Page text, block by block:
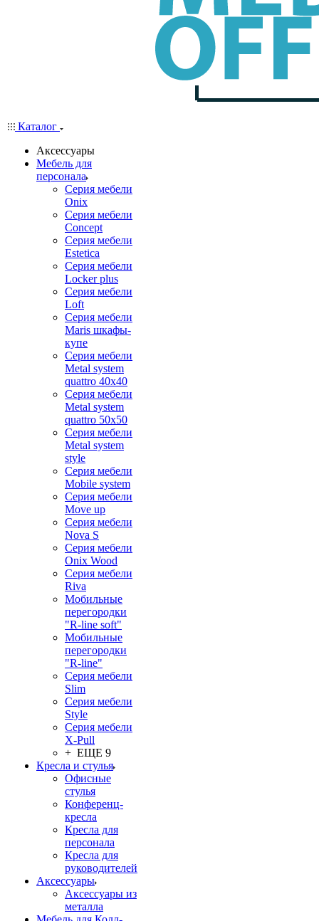
Каталог
Аксессуары
Мебель для
персонала
Серия мебели
Onix
Серия мебели
Concept
Серия мебели
Estetica
Серия мебели
Locker plus
Серия мебели
Loft
Серия мебели
Maris шкафы-
купе
Серия мебели
Metal system
quattro 40x40
Серия мебели
Metal system
quattro 50x50
Серия мебели
Metal system
style
Серия мебели
Mobile system
Серия мебели
Move up
Серия мебели
Nova S
Серия мебели
Onix Wood
Серия мебели
Riva
Мобильные
перегородки
"R-line soft"
Мобильные
перегородки
"R-line"
Серия мебели
Slim
Серия мебели
Style
Серия мебели
X-Pull
+ ЕЩЕ 9
Кресла и стулья
Офисные
стулья
Конференц-
кресла
Кресла для
персонала
Кресла для
руководителей
Аксессуары
Аксессуары из
металла